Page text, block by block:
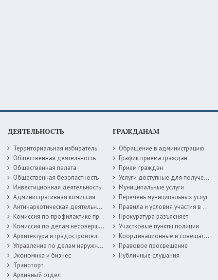
ДЕЯТЕЛЬНОСТЬ
Территориальная избирательная комиссия
Общественная деятельность
Общественная палата
Общественная безопастность
Инвестиционная деятельность
Административная комиссия
Антинаркотическая деятельность
Комиссия по профилактике правонарушений
Комиссия по делам несовершеннолетних
Архитектура и градостроительство
Управление по делам наружной рекламы
Экономика и бизнес
Транспорт
Архивный отдел
ГРАЖДАНАМ
Обращение в администрацию
График приема граждан
Прием граждан
Услуги доступные для получения в электронной форме
Муниципальные услуги
Перечень муниципальных услуг
Правила и условия участия в жилищных программах
Прокуратура разъясняет
Участковые пункты полиции
Координационные и совещательные органы
Правовое просвещение
Публичные слушания